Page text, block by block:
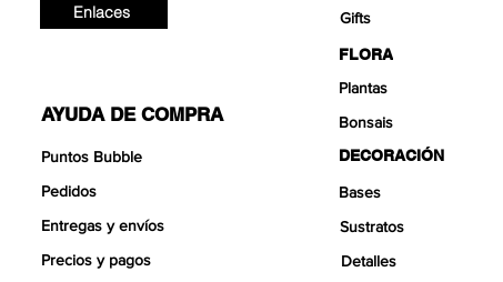
Enlaces
AYUDA DE COMPRA
Puntos Bubble
Pedidos
Entregas y envíos
Precios y pagos
Gifts
FLORA
Plantas
Bonsais
DECORACIÓN
Bases
Sustratos
Detalles